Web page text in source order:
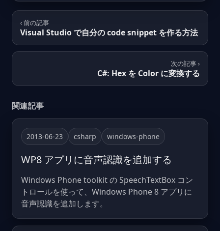
‹ 前の記事
Visual Studio で自分の code snippet を作る方法
次の記事 ›
C#: Hex を Color に変換する
関連記事
2013-06-23 csharp windows-phone
WP8 アプリに音声認識を追加する
Windows Phone toolkit の SpeechTextBox コン
トロールを使って、Windows Phone 8 アプリに
音声認識を追加します。